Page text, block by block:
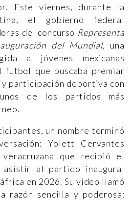
Este viernes, durante la
el gobierno federal
del concurso Representa
del Mundial, una
a jóvenes mexicanas
futbol que buscaba premiar
participación deportiva con
de los partidos más
un nombre terminó
Yolett Cervantes
veracruzana que recibió el
al partido inaugural
en 2026. Su video llamó
razón sencilla y poderosa: